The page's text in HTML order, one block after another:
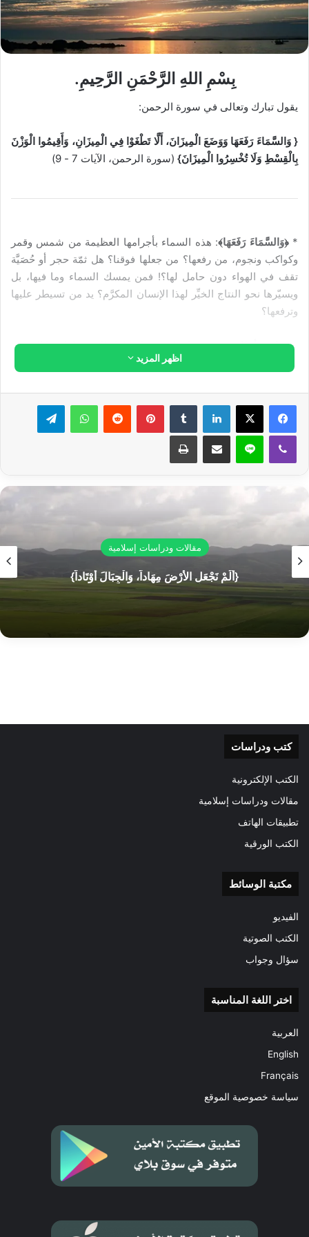
كتب ودراسات
الكتب الإلكترونية
مقالات ودراسات إسلامية
تطبيقات الهاتف
الكتب الورقية
مكتبة الوسائط
الفيديو
الكتب الصوتية
سؤال وجواب
اختر اللغة المناسبة
العربية
English
Français
سياسة خصوصية الموقع